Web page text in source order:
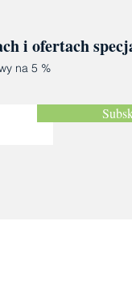
i ofertach
na 5 %